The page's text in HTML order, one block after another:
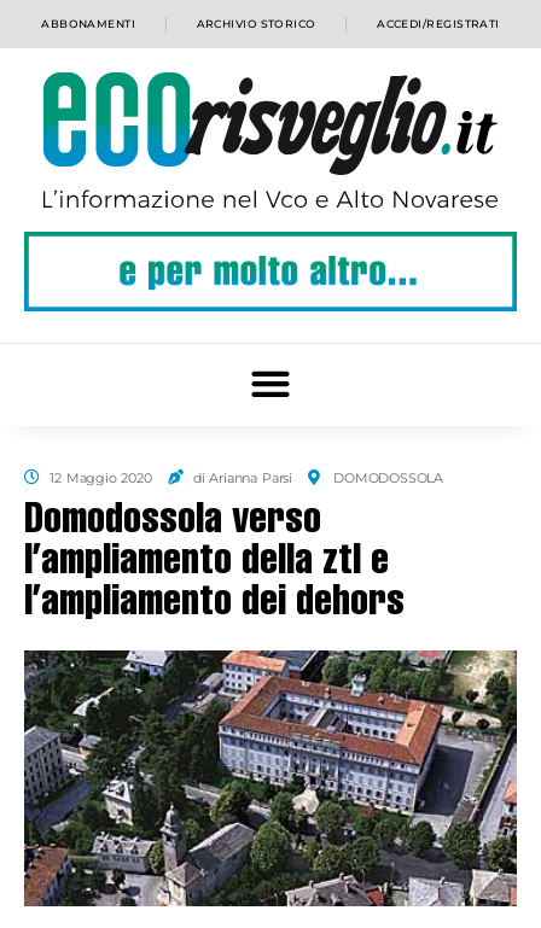
ABBONAMENTI ARCHIVIO STORICO ACCEDI/REGISTRATI
12 Maggio 2020 di Arianna Parsi DOMODOSSOLA
Domodossola verso
l’ampliamento della ztl e
l’ampliamento dei dehors